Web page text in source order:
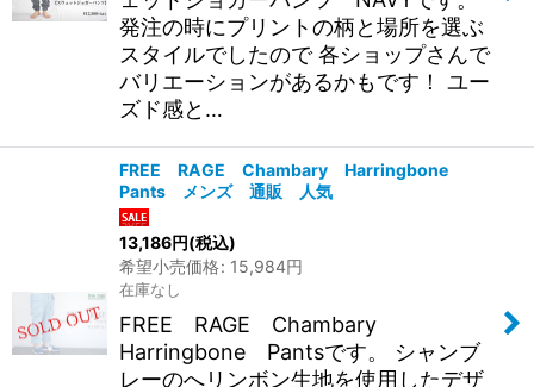
発注の時にプリントの柄と場所を選ぶ
スタイルでしたので 各ショップさんで
バリエーションがあるかもです！ ユー
ズド感と…
FREE RAGE Chambary Harringbone
Pants メンズ 通販 人気
13,186円(税込)
希望小売価格: 15,984円
在庫なし
FREE RAGE Chambary
Harringbone Pantsです。 シャンブ
レーのへリンボン生地を使用したデザ